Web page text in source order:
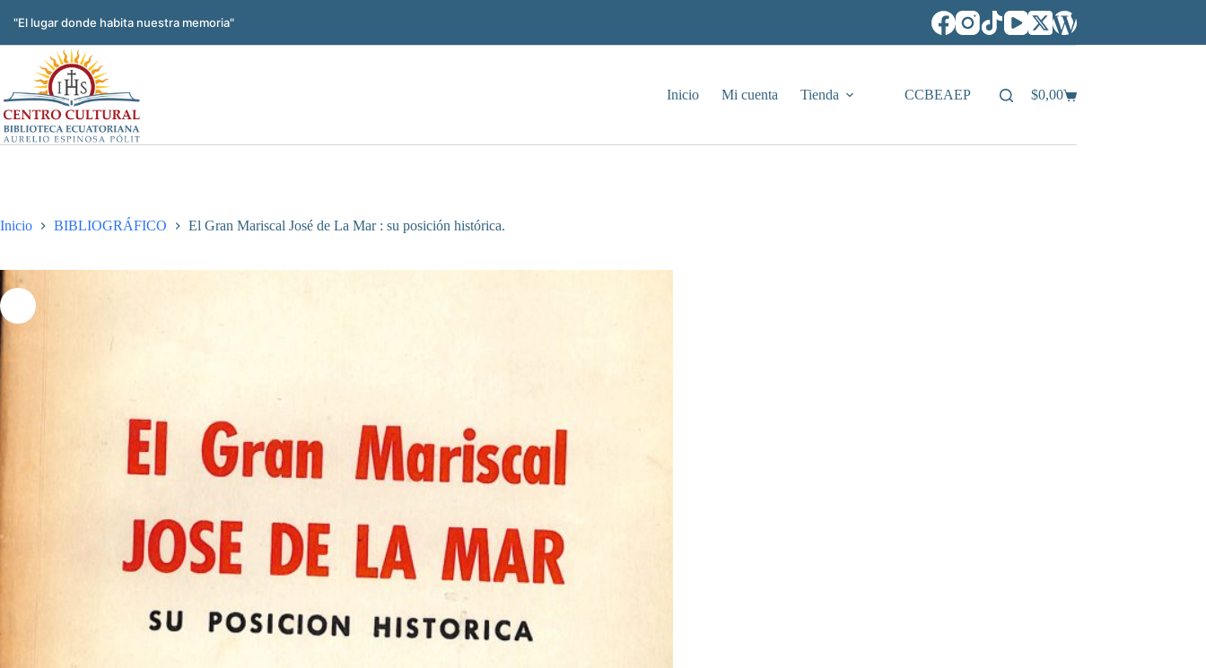
"El lugar donde habita nuestra memoria"
Inicio Mi cuenta Tienda CCBEAEP
Carro
$0,00
Inicio BIBLIOGRÁFICO El Gran Mariscal José de La Mar : su posición histórica.